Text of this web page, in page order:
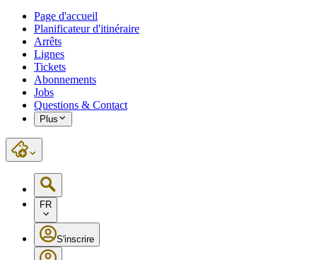
Page d'accueil
Planificateur d'itinéraire
Arrêts
Lignes
Tickets
Abonnements
Jobs
Questions & Contact
Plus
FR
S'inscrire